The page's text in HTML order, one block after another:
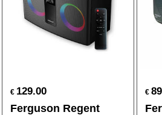
€ 129.00
Ferguson Regent
€